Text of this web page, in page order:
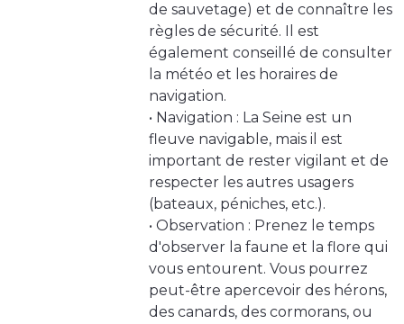
de sauvetage) et de connaître les
règles de sécurité. Il est
également conseillé de consulter
la météo et les horaires de
navigation.
• Navigation : La Seine est un
fleuve navigable, mais il est
important de rester vigilant et de
respecter les autres usagers
(bateaux, péniches, etc.).
• Observation : Prenez le temps
d'observer la faune et la flore qui
vous entourent. Vous pourrez
peut-être apercevoir des hérons,
des canards, des cormorans, ou